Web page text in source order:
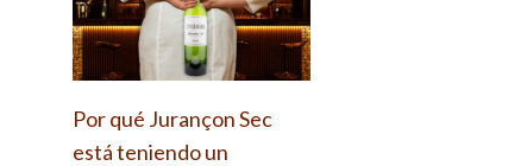
Por qué Jurançon Sec
está teniendo un